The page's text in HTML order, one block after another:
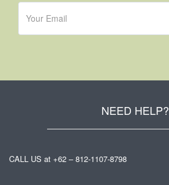
NEED HELP?
CALL US at +62 – 812-1107-8798